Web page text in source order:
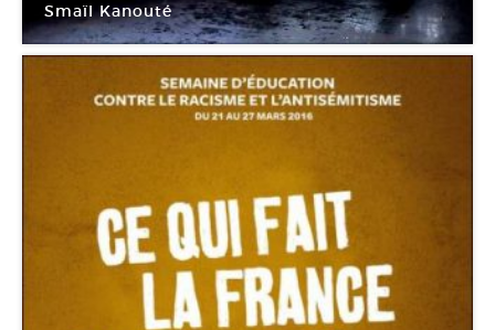
Smaïl Kanouté
Palais de la Porte Dorée